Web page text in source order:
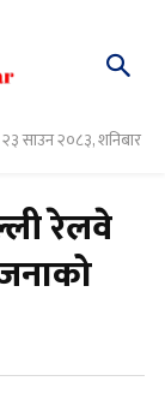
२३ साउन २०८३, शनिबार
रेलवे